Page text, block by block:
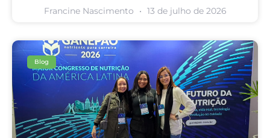
Francine Nascimento 13 de julho de 2026
Blog